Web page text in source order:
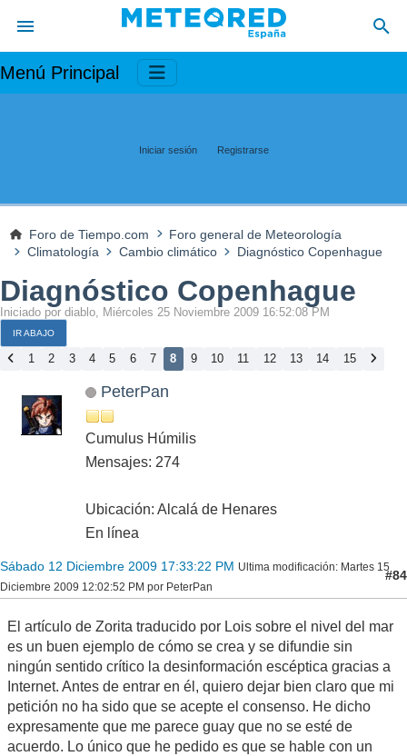
Menú Principal
Iniciar sesión Registrarse
Foro de Tiempo.com
Foro general de Meteorología
Climatología
Cambio climático Diagnóstico Copenhague
Diagnóstico Copenhague
Iniciado por diablo, Miércoles 25 Noviembre 2009 16:52:08 PM
IR ABAJO
1 2 3 4 5 6 7 8 9 10 11 12 13 14 15
PeterPan
Cumulus Húmilis
Mensajes: 274
Ubicación: Alcalá de Henares
En línea
Sábado 12 Diciembre 2009 17:33:22 PM Ultima modificación: Martes 15
Diciembre 2009 12:02:52 PM por PeterPan
#84
El artículo de Zorita traducido por Lois sobre el nivel del mar
es un buen ejemplo de cómo se crea y se difundie sin
ningún sentido crítico la desinformación escéptica gracias a
Internet. Antes de entrar en él, quiero dejar bien claro que mi
petición no ha sido que se acepte el consenso. He dicho
expresamente que me parece guay que no se esté de
acuerdo. Lo único que he pedido es que se hable con un